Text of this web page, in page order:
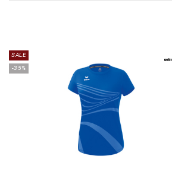
SALE
-35%